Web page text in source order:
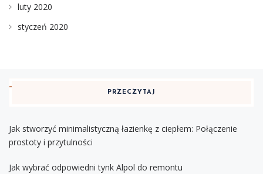
luty 2020
styczeń 2020
PRZECZYTAJ
Jak stworzyć minimalistyczną łazienkę z ciepłem: Połączenie
prostoty i przytulności
Jak wybrać odpowiedni tynk Alpol do remontu